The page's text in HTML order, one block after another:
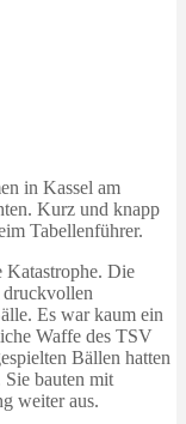
in Kassel am
Kurz und knapp
Tabellenführer.
Katastrophe. Die
druckvollen
Es war kaum ein
Waffe des TSV
Bällen hatten
bauten mit
weiter aus.